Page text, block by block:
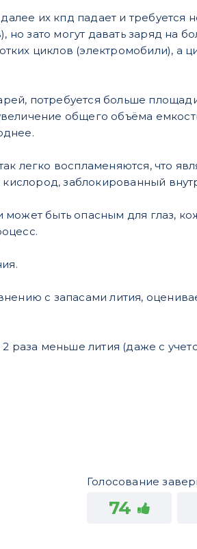
их кпд падает и требуется
но зато могут давать заряд на
циклов (электромобили), а
потребуется больше
общего объёма
легко воспламеняются, что
заблокированный
быть опасным для глаз,
с запасами лития,
раза меньше лития (даже с
Голосование
74